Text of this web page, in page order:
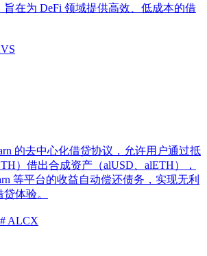
在为 DeFi 领域提供高效、低成本的借
的去中心化借贷协议，允许用户通过抵
）借出合成资产（alUSD、alETH），
等平台的收益自动偿还债务，实现无利
体验。
# ALCX